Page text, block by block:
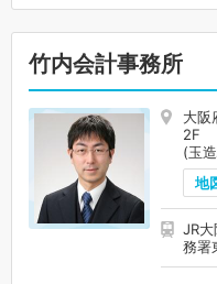
竹内会計事務所
大阪
2F
(玉
地
JR
務署